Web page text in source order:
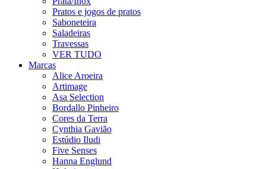
Pratos e jogos de pratos
Saboneteira
Saladeiras
Travessas
VER TUDO
Marcas
Alice Aroeira
Artimage
Asa Selection
Bordallo Pinheiro
Cores da Terra
Cynthia Gavião
Estúdio Iludi
Five Senses
Hanna Englund